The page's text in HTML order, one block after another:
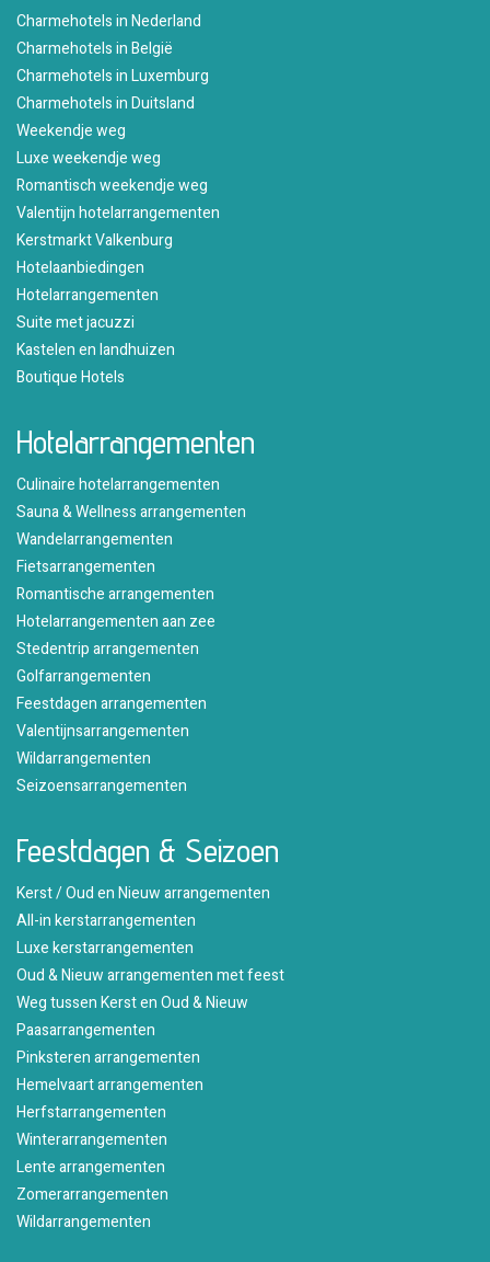
Charmehotels in Nederland
Charmehotels in België
Charmehotels in Luxemburg
Charmehotels in Duitsland
Weekendje weg
Luxe weekendje weg
Romantisch weekendje weg
Valentijn hotelarrangementen
Kerstmarkt Valkenburg
Hotelaanbiedingen
Hotelarrangementen
Suite met jacuzzi
Kastelen en landhuizen
Boutique Hotels
Hotelarrangementen
Culinaire hotelarrangementen
Sauna & Wellness arrangementen
Wandelarrangementen
Fietsarrangementen
Romantische arrangementen
Hotelarrangementen aan zee
Stedentrip arrangementen
Golfarrangementen
Feestdagen arrangementen
Valentijnsarrangementen
Wildarrangementen
Seizoensarrangementen
Feestdagen & Seizoen
Kerst / Oud en Nieuw arrangementen
All-in kerstarrangementen
Luxe kerstarrangementen
Oud & Nieuw arrangementen met feest
Weg tussen Kerst en Oud & Nieuw
Paasarrangementen
Pinksteren arrangementen
Hemelvaart arrangementen
Herfstarrangementen
Winterarrangementen
Lente arrangementen
Zomerarrangementen
Wildarrangementen